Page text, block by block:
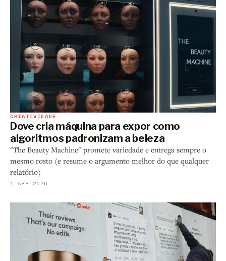
CRIATIVIDADE
Dove cria máquina para expor como
algoritmos padronizam a beleza
"The Beauty Machine" promete variedade e entrega sempre o
mesmo rosto (e resume o argumento melhor do que qualquer
relatório)
1 ABR 2026